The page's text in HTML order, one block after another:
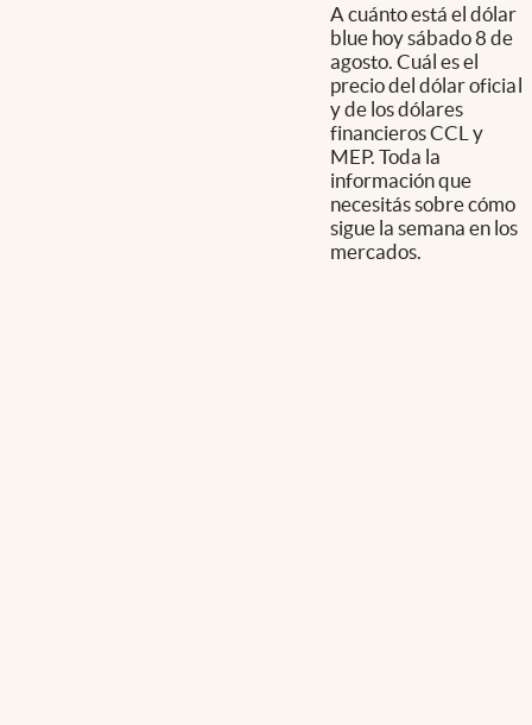
A cuánto está el dólar
blue hoy sábado 8 de
agosto. Cuál es el
precio del dólar oficial
y de los dólares
financieros CCL y
MEP. Toda la
información que
necesitás sobre cómo
sigue la semana en los
mercados.